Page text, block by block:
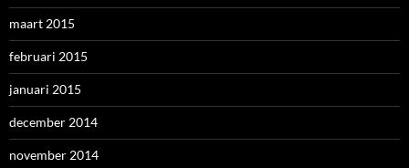
maart 2015
februari 2015
januari 2015
december 2014
november 2014